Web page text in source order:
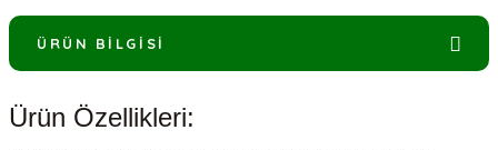
ÜRÜN BILGISI
Ürün Özellikleri: